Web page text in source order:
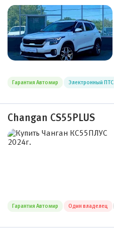
Гарантия Автомир Электронный ПТС
Changan CS55PLUS
Гарантия Автомир Один владелец